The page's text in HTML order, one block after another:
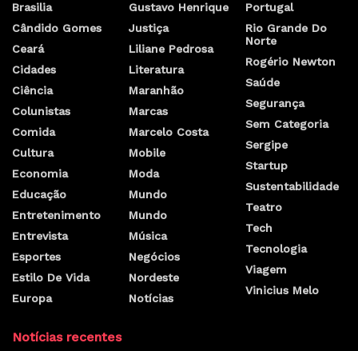
Brasilia
Cândido Gomes
Ceará
Cidades
Ciência
Colunistas
Comida
Cultura
Economia
Educação
Entretenimento
Entrevista
Esportes
Estilo De Vida
Europa
Gustavo Henrique
Justiça
Liliane Pedrosa
Literatura
Maranhão
Marcas
Marcelo Costa
Mobile
Moda
Mundo
Mundo
Música
Negócios
Nordeste
Notícias
Portugal
Rio Grande Do
Norte
Rogério Newton
Saúde
Segurança
Sem Categoria
Sergipe
Startup
Sustentabilidade
Teatro
Tech
Tecnologia
Viagem
Vinicius Melo
Notícias recentes